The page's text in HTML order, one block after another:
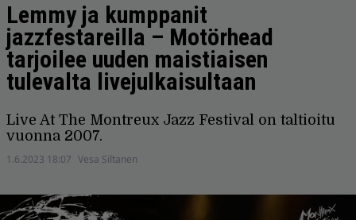
Lemmy ja kumppanit
jazzfestareilla – Motörhead
tarjoilee uuden maistiaisen
tulevalta livejulkaisultaan
Live At The Montreux Jazz Festival on taltioitu
vuonna 2007.
1.6.2023 18:07 Vesa Siltanen